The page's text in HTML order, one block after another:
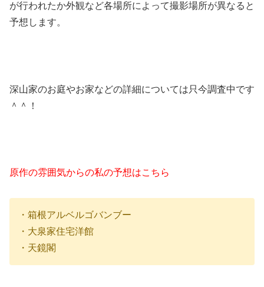
が行われたか外観など各場所によって撮影場所が異なると
予想します。
深山家のお庭やお家などの詳細については只今調査中です
＾＾！
原作の雰囲気からの私の予想はこちら
・箱根アルベルゴバンブー
・大泉家住宅洋館
・天鏡閣